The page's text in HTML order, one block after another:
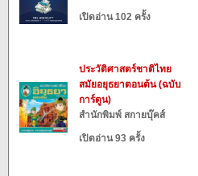
เปิดอ่าน 102 ครั้ง
ประวัติศาสตร์ชาติไทย
สมัยอยุธยาตอนต้น (ฉบับ
การ์ตูน)
สำนักพิมพ์ สกายบุ๊คส์
เปิดอ่าน 93 ครั้ง